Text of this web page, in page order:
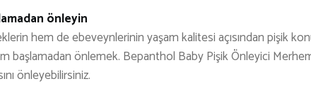
önleyin
hem de ebeveynlerinin yaşam kalitesi açısından pişik
başlamadan önlemek. Bepanthol Baby Pişik Önleyici
önleyebilirsiniz.